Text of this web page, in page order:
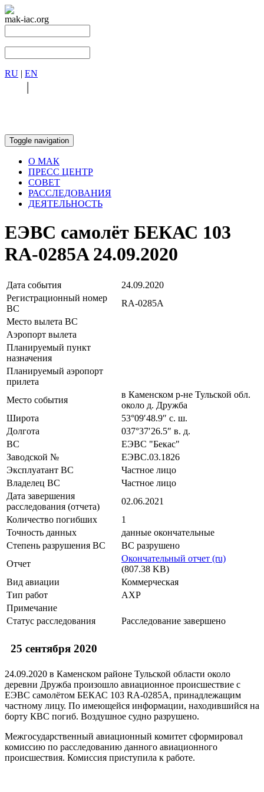
mak-iac.org
RU | EN
|
Toggle navigation
О МАК
ПРЕСС ЦЕНТР
СОВЕТ
РАССЛЕДОВАНИЯ
ДЕЯТЕЛЬНОСТЬ
ЕЭВС самолёт БЕКАС 103
RA-0285A 24.09.2020
Дата события
24.09.2020
Регистрационный номер
ВС
RA-0285A
Место вылета ВС
Аэропорт вылета
Планируемый пункт
назначения
Планируемый аэропорт
прилета
Место события
в Каменском р-не Тульской обл.
около д. Дружба
Широта
53°09′48.9″ с. ш.
Долгота
037°37′26.5″ в. д.
ВС
ЕЭВС "Бекас"
Заводской №
ЕЭВС.03.1826
Эксплуатант ВС
Частное лицо
Владелец ВС
Частное лицо
Дата завершения
расследования (отчета)
02.06.2021
Количество погибших
1
Точность данных
данные окончательные
Степень разрушения ВС
ВС разрушено
Отчет
Окончательный отчет (ru)
(807.38 KB)
Вид авиации
Коммерческая
Тип работ
АХР
Примечание
Статус расследования
Расследование завершено
25 сентября 2020
24.09.2020 в Каменском районе Тульской области около
деревни Дружба произошло авиационное происшествие с
ЕЭВС самолётом БЕКАС 103 RA-0285A, принадлежащим
частному лицу. По имеющейся информации, находившийся на
борту КВС погиб. Воздушное судно разрушено.
Межгосударственный авиационный комитет сформировал
комиссию по расследованию данного авиационного
происшествия. Комиссия приступила к работе.